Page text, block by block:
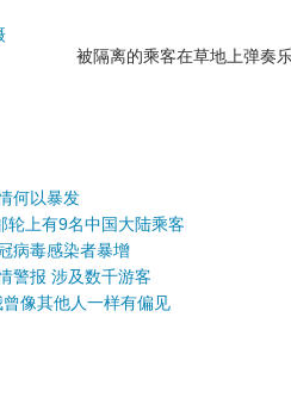
被隔离的乘客在草地上弹奏
何以暴发
轮上有9名中国大陆乘客
病毒感染者暴增
警报 涉及数千游客
像其他人一样有偏见